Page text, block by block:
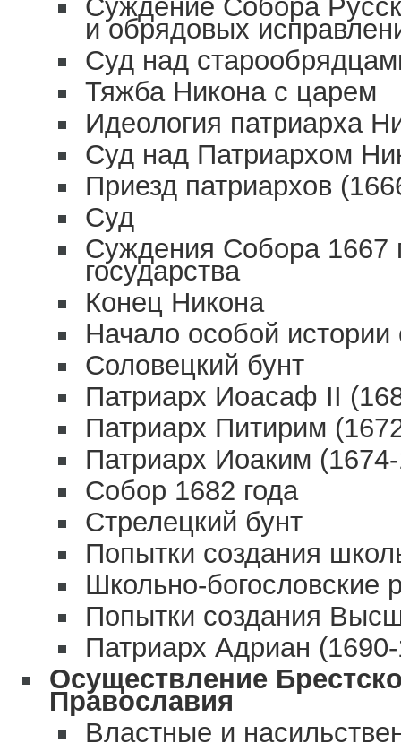
Суждение Собора
и обрядовых
Суд над
Тяжба Никона с царем
Идеология патриарха
Суд над Патриархом
Приезд патриархов
Суд
Суждения Собора 1667
государства
Конец Никона
Начало особой истории
Соловецкий бунт
Патриарх Иоасаф II
Патриарх Питирим
Патриарх Иоаким (1674-
Собор 1682 года
Стрелецкий бунт
Попытки создания
Школьно-богословские
Попытки создания
Патриарх Адриан (1690-
Осуществление
Православия
Властные и